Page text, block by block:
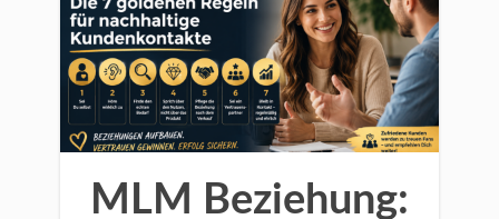
MLM Beziehung: